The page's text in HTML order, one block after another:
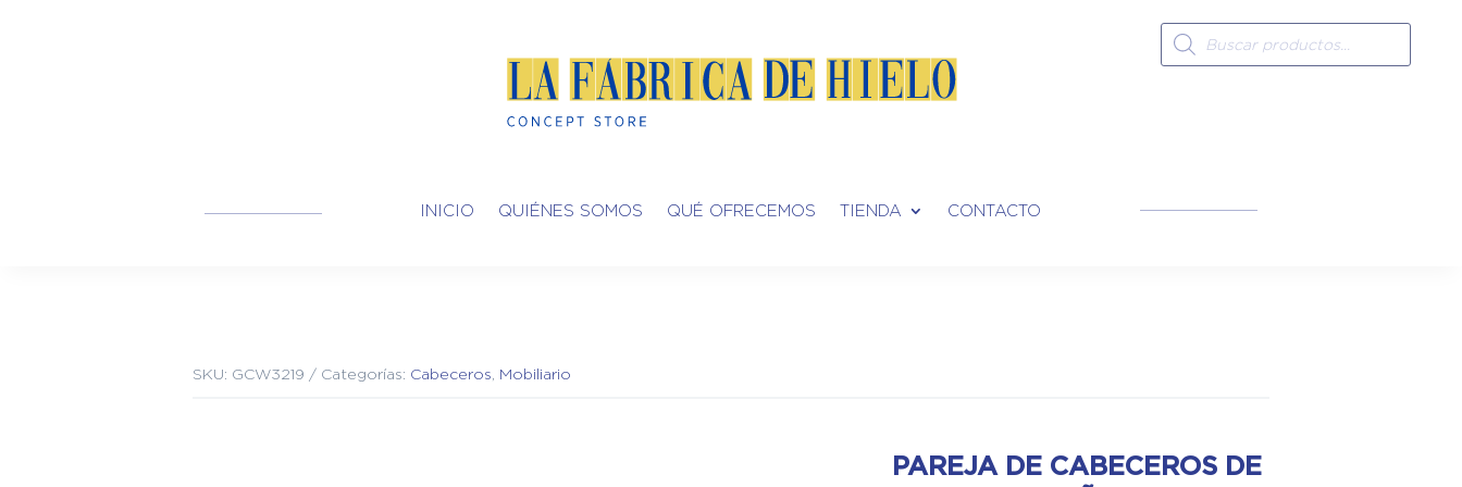
INICIO QUIÉNES SOMOS QUÉ OFRECEMOS TIENDA CONTACTO
Búsqueda
de
productos
SKU: GCW3219 Categorías: Cabeceros Mobiliario
PAREJA DE CABECEROS DE